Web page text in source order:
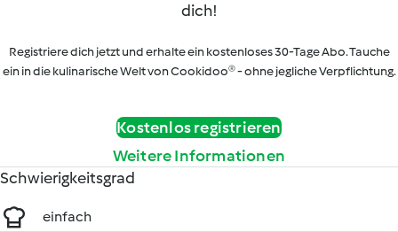
dich!
Registriere dich jetzt und erhalte ein kostenloses 30-Tage Abo. Tauche
ein in die kulinarische Welt von Cookidoo® - ohne jegliche Verpflichtung.
Kostenlos registrieren
Weitere Informationen
Schwierigkeitsgrad
einfach